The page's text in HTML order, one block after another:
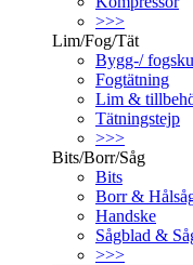
>>>
Lim/Fog/Tät
Bygg-/
Fogtätning
Lim &
Tätningstejp
>>>
Bits/Borr/Såg
Bits
Borr &
Handske
Sågblad &
>>>